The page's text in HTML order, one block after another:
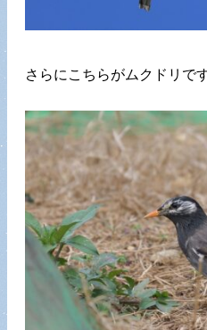
さらにこちらがムクドリで